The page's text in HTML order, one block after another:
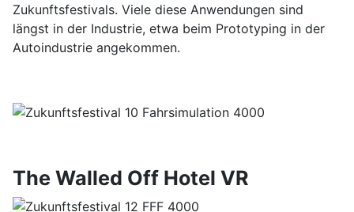
Zukunftsfestivals. Viele diese Anwendungen sind
längst in der Industrie, etwa beim Prototyping in der
Autoindustrie angekommen.
The Walled Off Hotel VR